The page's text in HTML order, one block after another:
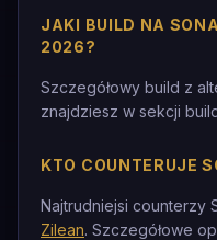
JAKI BUILD NA
2026?
Szczegółowy build z
znajdziesz w sekcji
KTO COUNTERUJE
Najtrudniejsi counterzy
Zilean. Szczegółowe